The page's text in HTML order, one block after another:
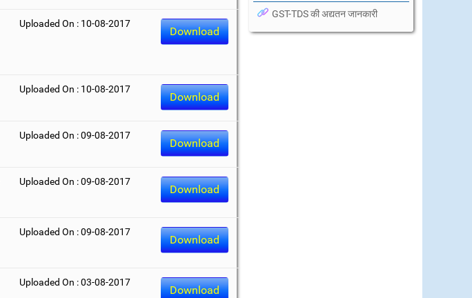
Download
Uploaded On : 10-08-2017
Download
Uploaded On : 10-08-2017
Download
Uploaded On : 09-08-2017
Download
Uploaded On : 09-08-2017
Download
Uploaded On : 09-08-2017
Download
Uploaded On : 03-08-2017
GST-TDS की अद्यतन जानकारी